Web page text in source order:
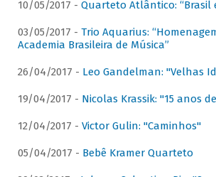
10/05/2017 - Quarteto Atlântico: “Brasil
03/05/2017 - Trio Aquarius:
Academia Brasileira de Música”
26/04/2017 - Leo Gandelman: "Velhas
19/04/2017 - Nicolas Krassik: "15 anos
12/04/2017 - Victor Gulin: "Caminhos"
05/04/2017 - Bebê Kramer Quarteto